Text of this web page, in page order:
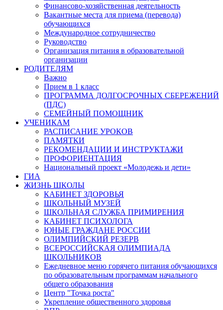
Финансово-хозяйственная деятельность
Вакантные места для приема (перевода)
обучающихся
Международное сотрудничество
Руководство
Организация питания в образовательной
организации
РОДИТЕЛЯМ
Важно
Прием в 1 класс
ПРОГРАММА ДОЛГОСРОЧНЫХ СБЕРЕЖЕНИЙ
(ПДС)
СЕМЕЙНЫЙ ПОМОЩНИК
УЧЕНИКАМ
РАСПИСАНИЕ УРОКОВ
ПАМЯТКИ
РЕКОМЕНДАЦИИ И ИНСТРУКТАЖИ
ПРОФОРИЕНТАЦИЯ
Национальный проект «Молодежь и дети»
ГИА
ЖИЗНЬ ШКОЛЫ
КАБИНЕТ ЗДОРОВЬЯ
ШКОЛЬНЫЙ МУЗЕЙ
ШКОЛЬНАЯ СЛУЖБА ПРИМИРЕНИЯ
КАБИНЕТ ПСИХОЛОГА
ЮНЫЕ ГРАЖДАНЕ РОССИИ
ОЛИМПИЙСКИЙ РЕЗЕРВ
ВСЕРОССИЙСКАЯ ОЛИМПИАДА
ШКОЛЬНИКОВ
Ежедневное меню горячего питания обучающихся
по образовательным программам начального
общего образования
Центр "Точка роста"
Укрепление общественного здоровья